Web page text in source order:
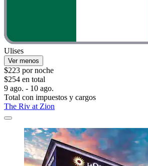
Ulises
Ver menos
$223 por noche
$254 en total
9 ago. - 10 ago.
Total con impuestos y cargos
The Riv at Zion